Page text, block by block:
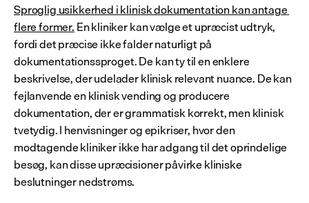
Sproglig usikkerhed i klinisk dokumentation kan antage
flere former. En kliniker kan vælge et upræcist udtryk,
fordi det præcise ikke falder naturligt på
dokumentationssproget. De kan ty til en enklere
beskrivelse, der udelader klinisk relevant nuance. De kan
fejlanvende en klinisk vending og producere
dokumentation, der er grammatisk korrekt, men klinisk
tvetydig. I henvisninger og epikriser, hvor den
modtagende kliniker ikke har adgang til det oprindelige
besøg, kan disse upræcisioner påvirke kliniske
beslutninger nedstrøms.